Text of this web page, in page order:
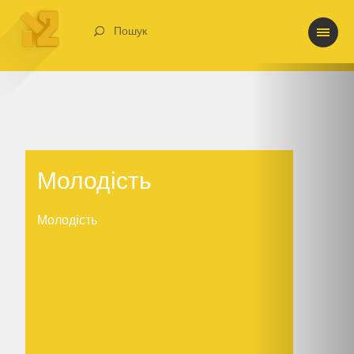
Пошук
Молодість
Молодість